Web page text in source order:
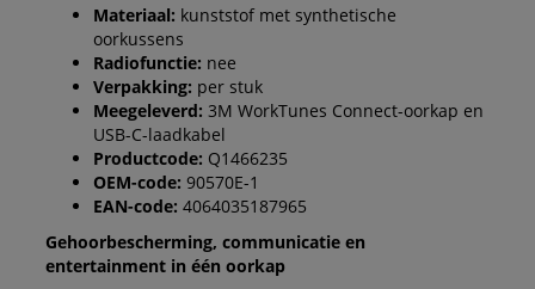
Materiaal: kunststof met synthetische
oorkussens
Radiofunctie: nee
Verpakking: per stuk
Meegeleverd: 3M WorkTunes Connect-oorkap en
USB-C-laadkabel
Productcode: Q1466235
OEM-code: 90570E-1
EAN-code: 4064035187965
Gehoorbescherming, communicatie en
entertainment in één oorkap